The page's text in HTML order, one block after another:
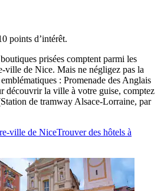
points d’intérêt.
prisées comptent parmi les
ville de Nice. Mais ne négligez pas la
: Promenade des Anglais
découvrir la ville à votre guise, comptez
de tramway Alsace-Lorraine, par
ville de NiceTrouver des hôtels à